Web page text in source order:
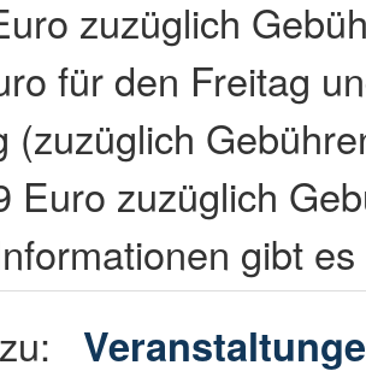
zuzüglich
für den Freitag
(zuzüglich
Euro zuzüglich
gibt es